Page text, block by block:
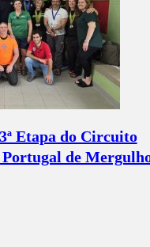
Etapa do Circuito
Portugal de